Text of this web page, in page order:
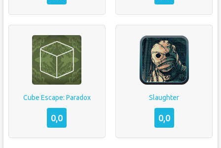
Cube Escape: Paradox
0,0
Slaughter
0,0